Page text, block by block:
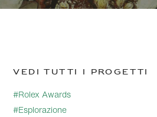
Vedi tutti i progetti
#Rolex Awards
#Esplorazione